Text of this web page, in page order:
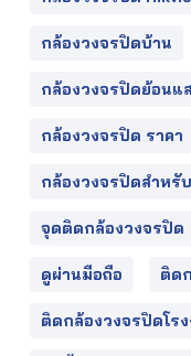
กล้องวงจรปิดบ้าน
กล้องวงจรปิดย้อนแ
กล้องวงจรปิด ราคา
กล้องวงจรปิดสำหรั
จุดติดกล้องวงจรปิด
ดูผ่านมือถือ ติด
ติดกล้องวงจรปิดโรง